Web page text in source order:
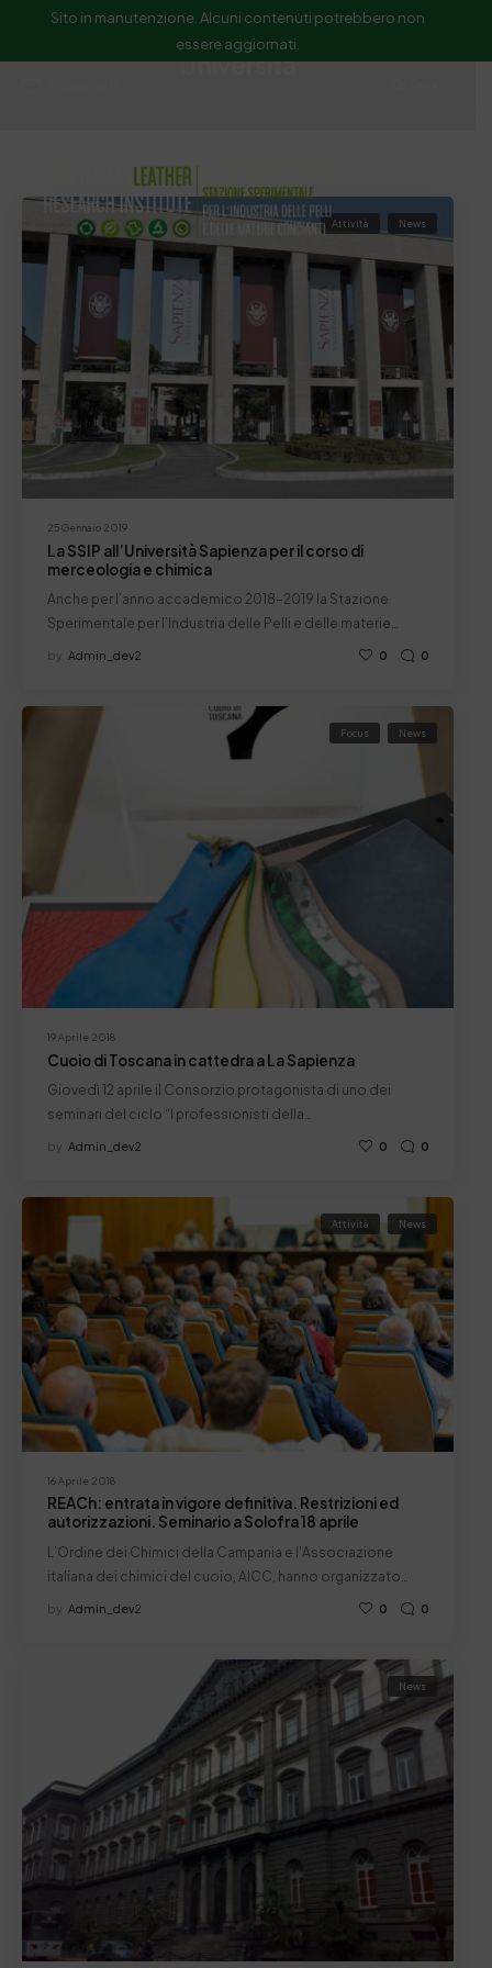
Sito in manutenzione. Alcuni contenuti potrebbero non
essere aggiornati.
Università
25 Gennaio 2019
Attività News
La SSIP all’Università Sapienza per il corso di
merceologia e chimica
Anche per l’anno accademico 2018-2019 la Stazione
Sperimentale per l’Industria delle Pelli e delle materie…
by Admin_dev2 0 0
19 Aprile 2018
Focus News
Cuoio di Toscana in cattedra a La Sapienza
Giovedì 12 aprile il Consorzio protagonista di uno dei
seminari del ciclo “I professionisti della…
by Admin_dev2 0 0
16 Aprile 2018
Attività News
REACh: entrata in vigore definitiva. Restrizioni ed
autorizzazioni. Seminario a Solofra 18 aprile
L’Ordine dei Chimici della Campania e l'Associazione
italiana dei chimici del cuoio, AICC, hanno organizzato…
by Admin_dev2 0 0
News